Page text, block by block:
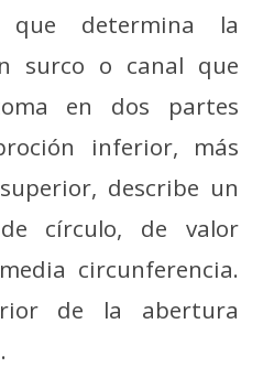
que determina la
surco o canal que
en dos partes
inferior, más
describe un
círculo, de valor
circunferencia.
de la abertura